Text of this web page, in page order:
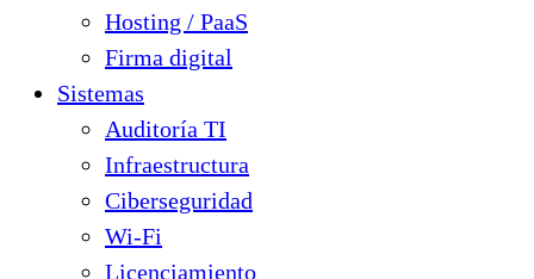
Hosting / PaaS
Firma digital
Sistemas
Auditoría TI
Infraestructura
Ciberseguridad
Wi-Fi
Licenciamiento